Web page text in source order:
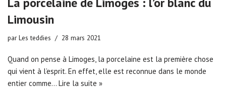
Limousin
parLes teddies 28 mars 2021
Quand on pense à Limoges, la porcelaine est la première chose
qui vient à l’esprit. En effet, elle est reconnue dans le monde
entier comme… Lire la suite »